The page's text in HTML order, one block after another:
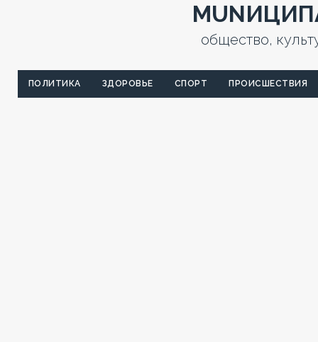
общество,
ПОЛИТИКА ЗДОРОВЬЕ СПОРТ ПРОИСШЕСТВИЯ